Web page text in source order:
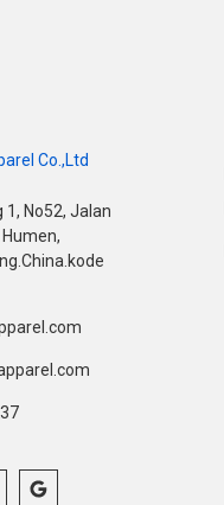
Co.,Ltd
1, No52, Jalan